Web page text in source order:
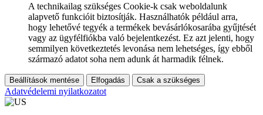
A technikailag szükséges Cookie-k csak weboldalunk
alapvető funkcióit biztosítják. Használhatók például arra,
hogy lehetővé tegyék a termékek bevásárlókosarába gyűjtését
vagy az ügyfélfiókba való bejelentkezést. Ez azt jelenti, hogy
semmilyen következtetés levonása nem lehetséges, így ebből
származó adatot soha nem adunk át harmadik félnek.
Beállítások mentése Elfogadás Csak a szükséges
Adatvédelemi nyilatkozatot